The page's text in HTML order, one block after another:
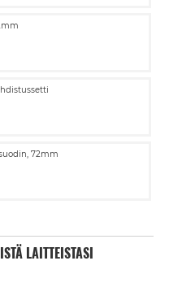
72mm
LAITTEISTASI